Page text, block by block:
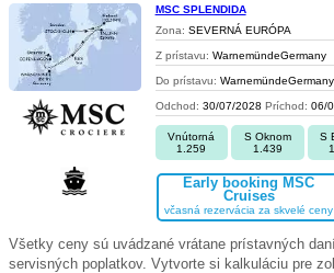
MSC SPLENDIDA
Zona: SEVERNÁ EURÓPA
Z prístavu: WarnemündeGermany
Do prístavu: WarnemündeGermany
Odchod: 30/07/2028 Príchod: 06/
Vnútorná
1.259
S Oknom
1.439
S
Early booking MSC
Cruises
včasná rezervácia za skvelé ceny
Všetky ceny sú uvádzané vrátane prístavných
servisných poplatkov. Vytvorte si kalkuláciu pre